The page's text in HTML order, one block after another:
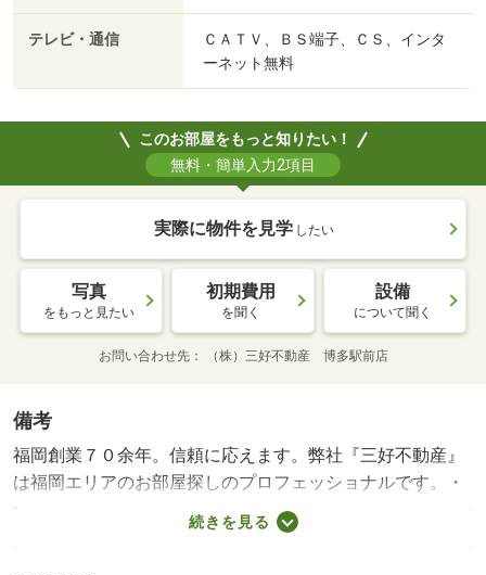
テレビ・通信
ＣＡＴＶ、ＢＳ端子、ＣＳ、インタ
ーネット無料
このお部屋をもっと知りたい！
無料・簡単入力2項目
実際に物件を見学 したい
写真
をもっと見たい
初期費用
を聞く
設備
について聞く
お問い合わせ先 （株）三好不動産 博多駅前店
備考
福岡創業７０余年。信頼に応えます。弊社『三好不動産』
は福岡エリアのお部屋探しのプロフェッショナルです。・
賃貸保証等：加入要（全保連（株）・初回保証委託料：一
括払い月額賃料の１００％のみ 契約者や条件によって
続きを見る